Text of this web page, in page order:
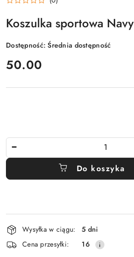
Koszulka sportowa Navy
Dostępność:Średnia dostępność
cena:
50.00
Do koszyka
Wyślij
Dostępność
i
dostawa
Wysyłka w ciągu:
5 dni
Cena przesyłki:
16